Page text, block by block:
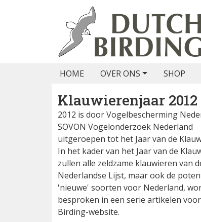
HOME OVER ONS SHOP
Klauwierenjaar 2012
2012 is door Vogelbescherming
SOVON Vogelonderzoek Nederland
uitgeroepen tot het Jaar van de
In het kader van het Jaar van de
zullen alle zeldzame klauwieren van
Nederlandse Lijst, maar ook de
'nieuwe' soorten voor Nederland,
besproken in een serie artikelen
Birding-website.